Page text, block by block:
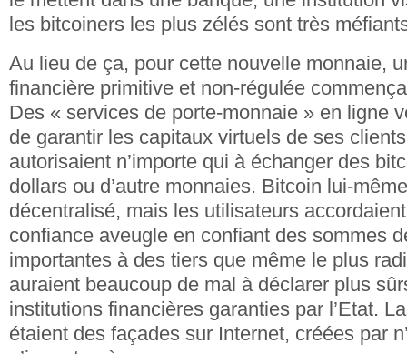
les bitcoiners les plus zélés sont très
Au lieu de ça, pour cette nouvelle monnaie,
financière primitive et non-régulée
Des « services de porte-monnaie » en ligne
de garantir les capitaux virtuels de ses
autorisaient n’importe qui à échanger des
dollars ou d’autre monnaies. Bitcoin lui-
décentralisé, mais les utilisateurs
confiance aveugle en confiant des sommes
importantes à des tiers que même le plus
auraient beaucoup de mal à déclarer plus
institutions financières garanties par l’Etat.
étaient des façades sur Internet, créées par